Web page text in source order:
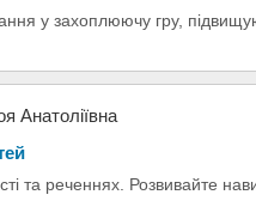
у захоплюючу гру,
Анатоліївна
та реченнях. Розвивайте